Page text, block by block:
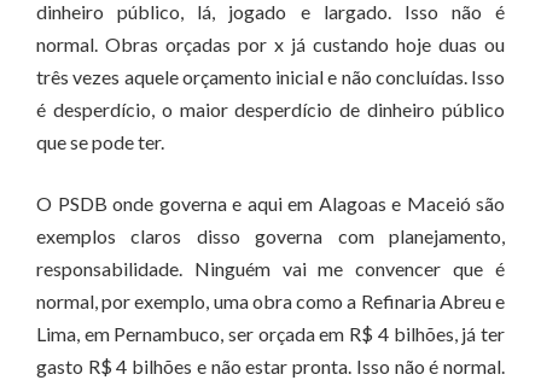
dinheiro público, lá, jogado e largado. Isso não é
normal. Obras orçadas por x já custando hoje duas ou
três vezes aquele orçamento inicial e não concluídas. Isso
é desperdício, o maior desperdício de dinheiro público
que se pode ter.
O PSDB onde governa e aqui em Alagoas e Maceió são
exemplos claros disso governa com planejamento,
responsabilidade. Ninguém vai me convencer que é
normal, por exemplo, uma obra como a Refinaria Abreu e
Lima, em Pernambuco, ser orçada em R$ 4 bilhões, já ter
gasto R$ 4 bilhões e não estar pronta. Isso não é normal.